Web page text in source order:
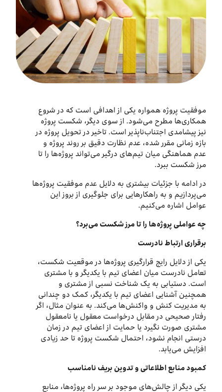
درباره ما
اخبار
بازارگاه ایرانسل
ترابرد به ایرانسل
EN
موفقیت پروژه همواره یکی از اهدافی است که در شروع
همکاری‌ها مطرح می‌شود. از سوی دیگر، شکست پروژه
نیز پیشامدی اجتناب‌ناپذیر است. تاخیر در تحویل پروژه در
بازه زمانی مقرر شده، عدم نظارت دقیق بر روند پروژه و
عدم هماهنگی میان تیم‌های درگیر می‌تواند پروژه‌ها را تا
مرز شکست ببرد.
در ادامه با جزئیات بیشتری به دلایل عدم موفقیت پروژه‌ها
می‌پردازیم و به راهکارهایی برای جلوگیری از بروز این
عوامل اشاره می‌کنیم.
چه عواملی پروژه‌ها را تا مرز شکست می‌برد؟
برقراری ارتباط نادرست
یکی از دلایل رایج قرارگیری پروژه‌ها در موقعیت شکست،
تعامل نادرست میان اعضای تیم‌ با یکدیگر و با مشتری
است. دستیابی به یک شناخت نسبی از مشتری و
همچنین آشنایی اعضای تیم با یکدیگر، کمک دو چندانی
به مدیریت کنش و واکنش‌ها می‌کند. به عنوان مثال، اگر
رفتار صحیحی در مقابل درخواست معقول یا نامعقول
مشتری صورت نگیرد یا حمایت از اعضای تیم در زمان
درستی انجام نشود، احتمال شکست پروژه تا حد زیادی
افزایش می‌یابد.
کمبود منابع اطلاعاتی و تدوین بریف نامناسب
یکی دیگر از چالش‌های موجود بر سر راه پروژه‌ها، منابع